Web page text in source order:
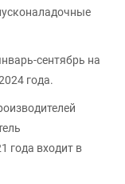
сентябрь на
года.
года входит в